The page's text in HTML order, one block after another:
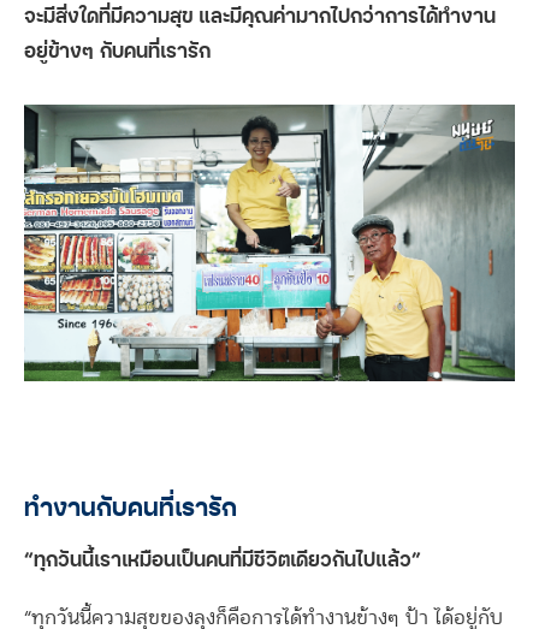
จะมีสิ่งใดที่มีความสุข และมีคุณค่ามากไปกว่าการได้ทำงาน
อยู่ข้างๆ กับคนที่เรารัก
ทำงานกับคนที่เรารัก
“ทุกวันนี้เราเหมือนเป็นคนที่มีชีวิตเดียวกันไปแล้ว”
“ทุกวันนี้ความสุขของลุงก็คือการได้ทำงานข้างๆ ป้า ได้อยู่กับ